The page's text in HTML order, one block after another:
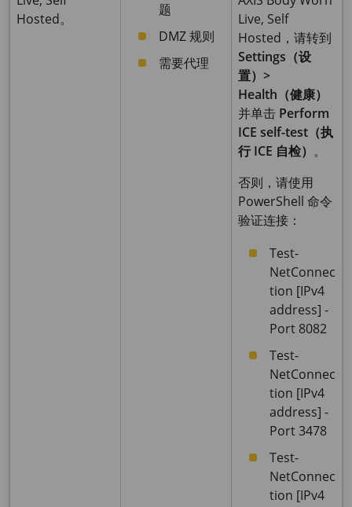
Hosted。
题
DMZ 规则
需要代理
Live, Self
Hosted，请转到
Settings（设
置）>
Health（健康）
并单击 Perform
ICE self-test（执
行 ICE 自检） 。
否则，请使用
PowerShell 命令
验证连接：
Test-
NetConnec
tion [IPv4
address] -
Port 8082
Test-
NetConnec
tion [IPv4
address] -
Port 3478
Test-
NetConnec
tion [IPv4